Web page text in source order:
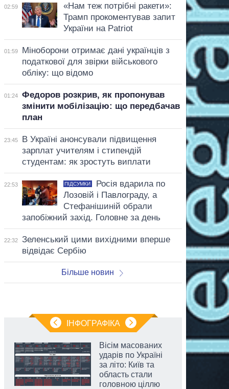
02:59
«Нам теж потрібні ракети»:
Трамп прокоментував запит
України на Patriot
01:59
Міноборони отримає дані українців з
податкової для звірки військового
обліку: що відомо
01:24
Федоров розкрив, як пропонував
змінити мобілізацію: що передбачав
план
23:45
В Україні анонсували підвищення
зарплат учителям і стипендій
студентам: як зростуть виплати
22:53 ПІДСУМКИ
Росія вдарила по
Лозовій і Павлограду, а
Стефанішиній обрали
запобіжний захід. Головне за день
22:32
Зеленський цими вихідними вперше
відвідає Сербію
Більше новин
ІНФОГРАФІКА
Вісім масованих
ударів по Україні
за літо: Київ та
область стали
головною ціллю